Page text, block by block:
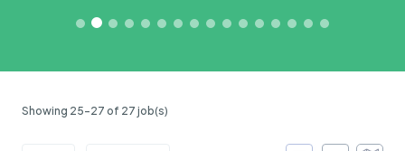
Showing 25-27 of 27 job(s)